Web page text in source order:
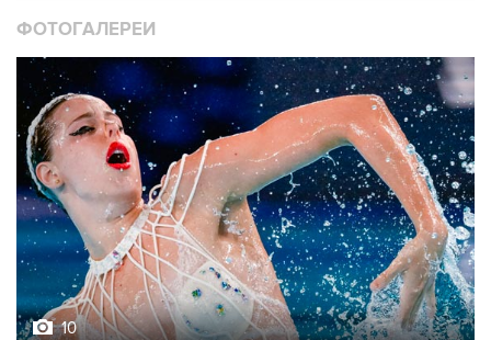
ФОТОГАЛЕРЕИ
10